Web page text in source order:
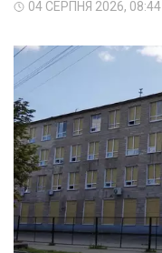
04 СЕРПНЯ 2026, 08:44